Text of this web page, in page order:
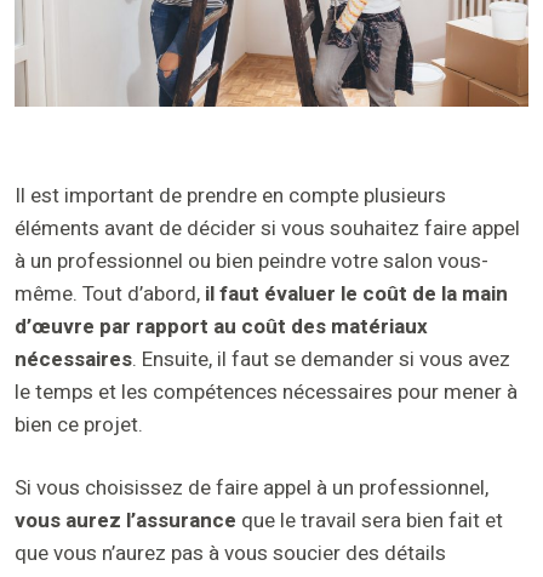
Il est important de prendre en compte plusieurs
éléments avant de décider si vous souhaitez faire appel
à un professionnel ou bien peindre votre salon vous-
même. Tout d’abord, il faut évaluer le coût de la main
d’œuvre par rapport au coût des matériaux
nécessaires. Ensuite, il faut se demander si vous avez
le temps et les compétences nécessaires pour mener à
bien ce projet.
Si vous choisissez de faire appel à un professionnel,
vous aurez l’assurance que le travail sera bien fait et
que vous n’aurez pas à vous soucier des détails